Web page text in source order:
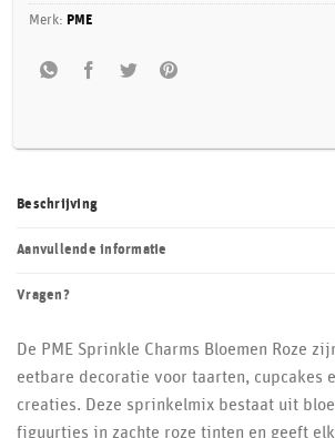
Merk: PME
Beschrijving
Aanvullende informatie
Vragen?
De PME Sprinkle Charms Bloemen Roze
eetbare decoratie voor taarten, cupcakes
creaties. Deze sprinkelmix bestaat uit
figuurtjes in zachte roze tinten en geeft